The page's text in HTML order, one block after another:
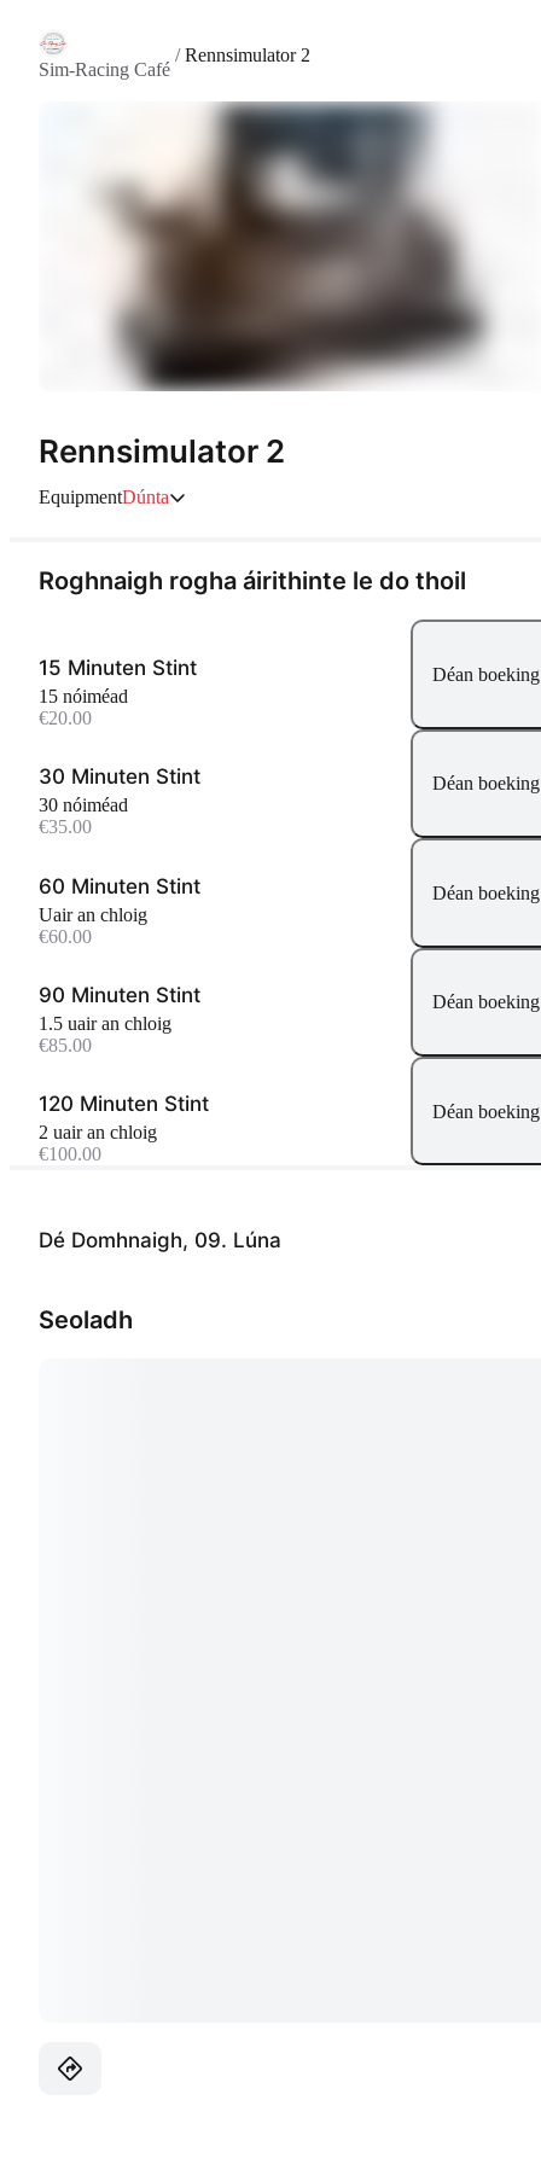
Sim-Racing Café
/Rennsimulator 2
Rennsimulator 2
EquipmentDúnta
Dé Domhnaigh, 09. Lúna
Seoladh
Roghnaigh rogha áirithinte le do thoil
15 Minuten Stint
15 nóiméad
€20.00
Déan
30 Minuten Stint
30 nóiméad
€35.00
Déan
60 Minuten Stint
uair an chloig
€60.00
Déan
90 Minuten Stint
1.5 uair an chloig
€85.00
Déan
120 Minuten Stint
2 uair an chloig
€100.00
Déan